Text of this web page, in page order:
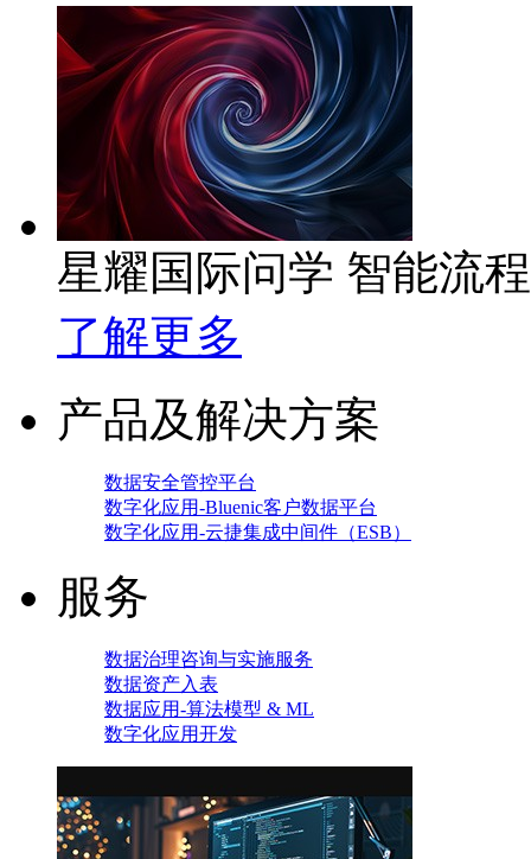
星耀国际问学 智能流
了解更多
产品及解决方案
数据安全管控平台
数字化应用-Bluenic客户数据平台
数字化应用-云捷集成中间件（ESB）
服务
数据治理咨询与实施服务
数据资产入表
数据应用-算法模型 & ML
数字化应用开发